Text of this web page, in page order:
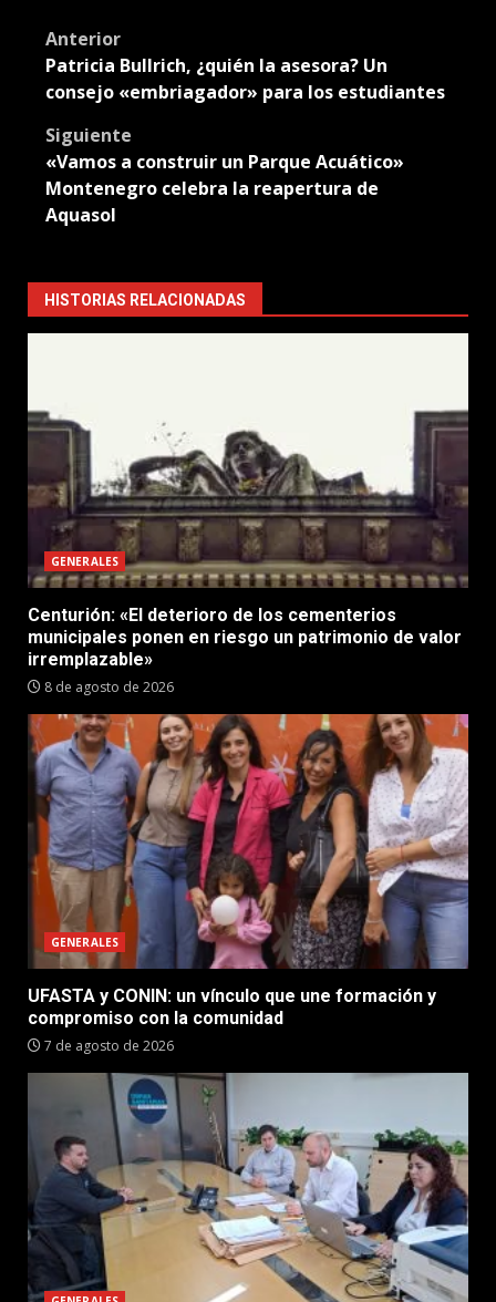
Post
navigation
Anterior
Patricia Bullrich, ¿quién la asesora? Un
consejo «embriagador» para los estudiantes
Siguiente
«Vamos a construir un Parque Acuático»
Montenegro celebra la reapertura de
Aquasol
HISTORIAS RELACIONADAS
GENERALES
Centurión: «El deterioro de los cementerios
municipales ponen en riesgo un patrimonio de valor
irremplazable»
8 de agosto de 2026
GENERALES
UFASTA y CONIN: un vínculo que une formación y
compromiso con la comunidad
7 de agosto de 2026